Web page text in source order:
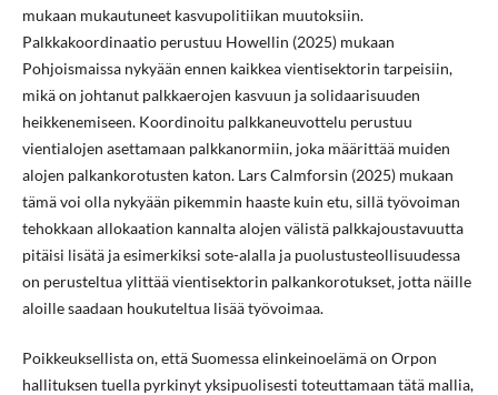
mukaan mukautuneet kasvupolitiikan muutoksiin.
Palkkakoordinaatio perustuu Howellin (2025) mukaan
Pohjoismaissa nykyään ennen kaikkea vientisektorin tarpeisiin,
mikä on johtanut palkkaerojen kasvuun ja solidaarisuuden
heikkenemiseen. Koordinoitu palkkaneuvottelu perustuu
vientialojen asettamaan palkkanormiin, joka määrittää muiden
alojen palkankorotusten katon. Lars Calmforsin (2025) mukaan
tämä voi olla nykyään pikemmin haaste kuin etu, sillä työvoiman
tehokkaan allokaation kannalta alojen välistä palkkajoustavuutta
pitäisi lisätä ja esimerkiksi sote-alalla ja puolustusteollisuudessa
on perusteltua ylittää vientisektorin palkankorotukset, jotta näille
aloille saadaan houkuteltua lisää työvoimaa.
Poikkeuksellista on, että Suomessa elinkeinoelämä on Orpon
hallituksen tuella pyrkinyt yksipuolisesti toteuttamaan tätä mallia,